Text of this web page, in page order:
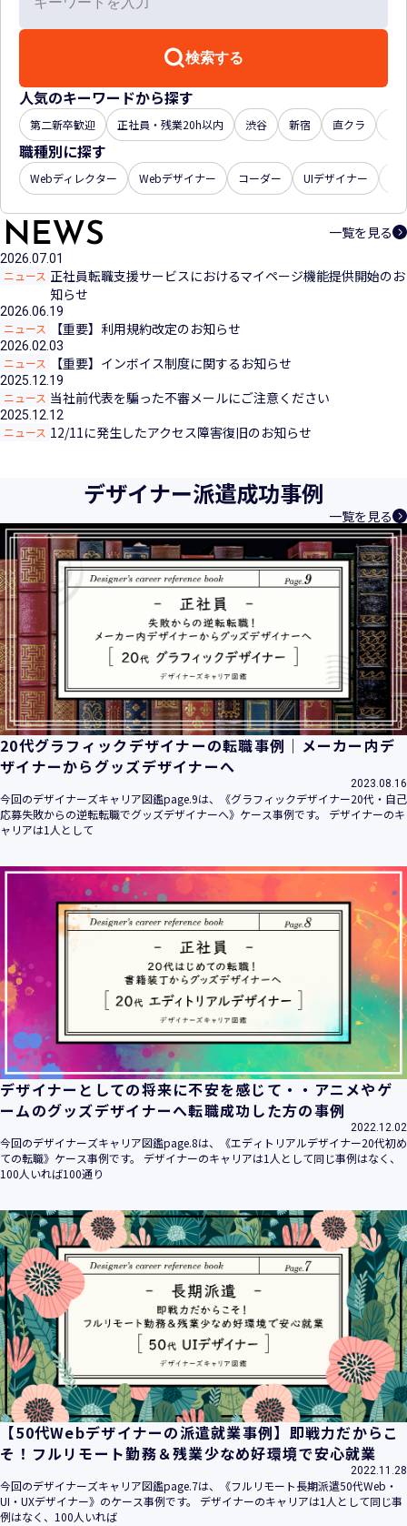
検索する
人気のキーワードから探す
第二新卒歓迎 正社員・残業20h以内 渋谷 新宿 直クラ
職種別に探す
Webディレクター Webデザイナー コーダー UIデザイナー
一覧を見る
2026.07.01
ニュース 正社員転職支援サービスにおけるマイページ機能提供開始のお
知らせ
2026.06.19
ニュース 【重要】利用規約改定のお知らせ
2026.02.03
ニュース 【重要】インボイス制度に関するお知らせ
2025.12.19
ニュース 当社前代表を騙った不審メールにご注意ください
2025.12.12
ニュース 12/11に発生したアクセス障害復旧のお知らせ
デザイナー派遣成功事例
一覧を見る
20代グラフィックデザイナーの転職事例｜メーカー内デ
ザイナーからグッズデザイナーへ
2023.08.16
今回のデザイナーズキャリア図鑑page.9は、《グラフィックデザイナー20代・自己
応募失敗からの逆転転職でグッズデザイナーへ》ケース事例です。 デザイナーのキ
ャリアは1人として
デザイナーとしての将来に不安を感じて・・アニメやゲ
ームのグッズデザイナーへ転職成功した方の事例
2022.12.02
今回のデザイナーズキャリア図鑑page.8は、《エディトリアルデザイナー20代初め
ての転職》ケース事例です。 デザイナーのキャリアは1人として同じ事例はなく、
100人いれば100通り
【50代Webデザイナーの派遣就業事例】即戦力だからこ
そ！フルリモート勤務＆残業少なめ好環境で安心就業
2022.11.28
今回のデザイナーズキャリア図鑑page.7は、《フルリモート長期派遣50代Web・
UI・UXデザイナー》のケース事例です。 デザイナーのキャリアは1人として同じ事
例はなく、100人いれば